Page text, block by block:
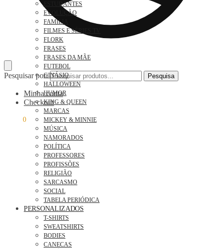
Pesquisar por: Pesquisa
Minha conta
Checkout
0
ESTUDANTES
EVOLUÇÃO
FAMÍLIA
FILMES E SÉRIES TV
FLORK
FRASES
FRASES DA MÃE
FUTEBOL
GINÁSIO
HALLOWEEN
HUMOR
KING & QUEEN
MARCAS
MICKEY & MINNIE
MÚSICA
NAMORADOS
POLÍTICA
PROFESSORES
PROFISSÕES
RELIGIÃO
SARCASMO
SOCIAL
TABELA PERIÓDICA
PERSONALIZADOS
T-SHIRTS
SWEATSHIRTS
BODIES
CANECAS